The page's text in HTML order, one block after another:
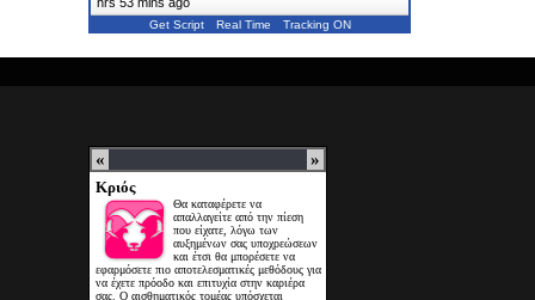
Get Script Real Time Tracking ON